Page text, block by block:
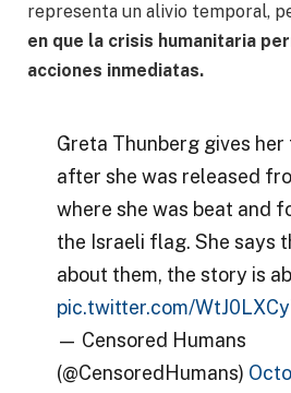
representa un alivio temporal,
en que la crisis humanitaria
acciones inmediatas.
Greta Thunberg gives
after she was released
where she was beat and
the Israeli flag. She says
about them, the story is
pic.twitter.com/
— Censored Humans
(@CensoredHumans)